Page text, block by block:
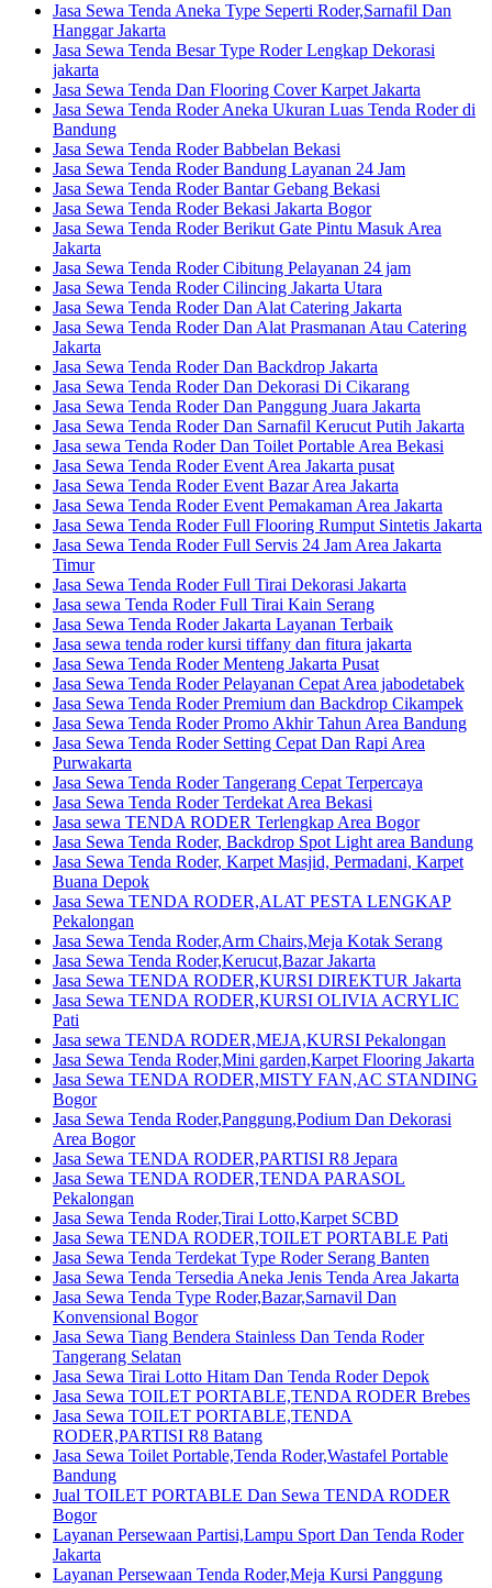
Jasa Sewa Tenda Aneka Type Seperti Roder,Sarnafil Dan
Hanggar Jakarta
Jasa Sewa Tenda Besar Type Roder Lengkap Dekorasi
jakarta
Jasa Sewa Tenda Dan Flooring Cover Karpet Jakarta
Jasa Sewa Tenda Roder Aneka Ukuran Luas Tenda Roder di
Bandung
Jasa Sewa Tenda Roder Babbelan Bekasi
Jasa Sewa Tenda Roder Bandung Layanan 24 Jam
Jasa Sewa Tenda Roder Bantar Gebang Bekasi
Jasa Sewa Tenda Roder Bekasi Jakarta Bogor
Jasa Sewa Tenda Roder Berikut Gate Pintu Masuk Area
Jakarta
Jasa Sewa Tenda Roder Cibitung Pelayanan 24 jam
Jasa Sewa Tenda Roder Cilincing Jakarta Utara
Jasa Sewa Tenda Roder Dan Alat Catering Jakarta
Jasa Sewa Tenda Roder Dan Alat Prasmanan Atau Catering
Jakarta
Jasa Sewa Tenda Roder Dan Backdrop Jakarta
Jasa Sewa Tenda Roder Dan Dekorasi Di Cikarang
Jasa Sewa Tenda Roder Dan Panggung Juara Jakarta
Jasa Sewa Tenda Roder Dan Sarnafil Kerucut Putih Jakarta
Jasa sewa Tenda Roder Dan Toilet Portable Area Bekasi
Jasa Sewa Tenda Roder Event Area Jakarta pusat
Jasa Sewa Tenda Roder Event Bazar Area Jakarta
Jasa Sewa Tenda Roder Event Pemakaman Area Jakarta
Jasa Sewa Tenda Roder Full Flooring Rumput Sintetis Jakarta
Jasa Sewa Tenda Roder Full Servis 24 Jam Area Jakarta
Timur
Jasa Sewa Tenda Roder Full Tirai Dekorasi Jakarta
Jasa sewa Tenda Roder Full Tirai Kain Serang
Jasa Sewa Tenda Roder Jakarta Layanan Terbaik
Jasa sewa tenda roder kursi tiffany dan fitura jakarta
Jasa Sewa Tenda Roder Menteng Jakarta Pusat
Jasa Sewa Tenda Roder Pelayanan Cepat Area jabodetabek
Jasa Sewa Tenda Roder Premium dan Backdrop Cikampek
Jasa Sewa Tenda Roder Promo Akhir Tahun Area Bandung
Jasa Sewa Tenda Roder Setting Cepat Dan Rapi Area
Purwakarta
Jasa Sewa Tenda Roder Tangerang Cepat Terpercaya
Jasa Sewa Tenda Roder Terdekat Area Bekasi
Jasa sewa TENDA RODER Terlengkap Area Bogor
Jasa Sewa Tenda Roder, Backdrop Spot Light area Bandung
Jasa Sewa Tenda Roder, Karpet Masjid, Permadani, Karpet
Buana Depok
Jasa Sewa TENDA RODER,ALAT PESTA LENGKAP
Pekalongan
Jasa Sewa Tenda Roder,Arm Chairs,Meja Kotak Serang
Jasa Sewa Tenda Roder,Kerucut,Bazar Jakarta
Jasa Sewa TENDA RODER,KURSI DIREKTUR Jakarta
Jasa Sewa TENDA RODER,KURSI OLIVIA ACRYLIC
Pati
Jasa sewa TENDA RODER,MEJA,KURSI Pekalongan
Jasa Sewa Tenda Roder,Mini garden,Karpet Flooring Jakarta
Jasa Sewa TENDA RODER,MISTY FAN,AC STANDING
Bogor
Jasa Sewa Tenda Roder,Panggung,Podium Dan Dekorasi
Area Bogor
Jasa Sewa TENDA RODER,PARTISI R8 Jepara
Jasa Sewa TENDA RODER,TENDA PARASOL
Pekalongan
Jasa Sewa Tenda Roder,Tirai Lotto,Karpet SCBD
Jasa Sewa TENDA RODER,TOILET PORTABLE Pati
Jasa Sewa Tenda Terdekat Type Roder Serang Banten
Jasa Sewa Tenda Tersedia Aneka Jenis Tenda Area Jakarta
Jasa Sewa Tenda Type Roder,Bazar,Sarnavil Dan
Konvensional Bogor
Jasa Sewa Tiang Bendera Stainless Dan Tenda Roder
Tangerang Selatan
Jasa Sewa Tirai Lotto Hitam Dan Tenda Roder Depok
Jasa Sewa TOILET PORTABLE,TENDA RODER Brebes
Jasa Sewa TOILET PORTABLE,TENDA
RODER,PARTISI R8 Batang
Jasa Sewa Toilet Portable,Tenda Roder,Wastafel Portable
Bandung
Jual TOILET PORTABLE Dan Sewa TENDA RODER
Bogor
Layanan Persewaan Partisi,Lampu Sport Dan Tenda Roder
Jakarta
Layanan Persewaan Tenda Roder,Meja Kursi Panggung